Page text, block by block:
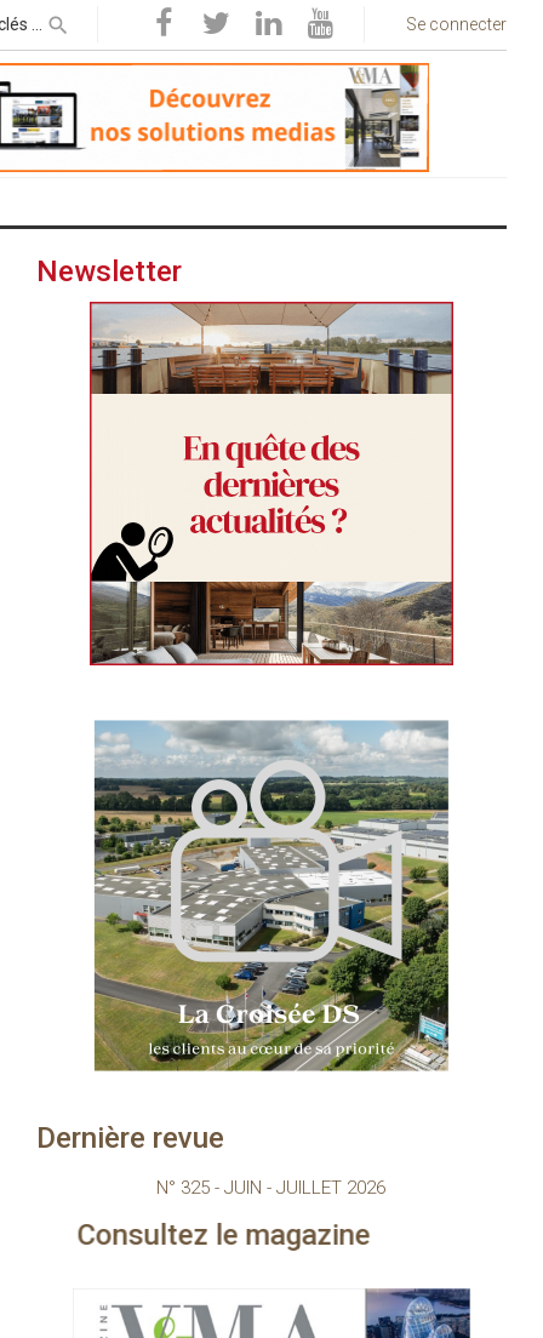
Se connecter
Newsletter
Dernière revue
N° 325 - JUIN - JUILLET 2026
le magazine